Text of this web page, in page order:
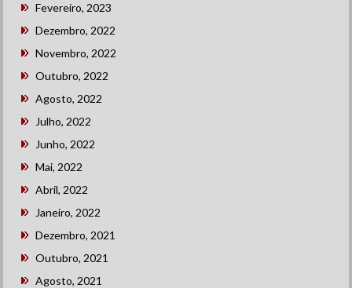
Fevereiro, 2023
Dezembro, 2022
Novembro, 2022
Outubro, 2022
Agosto, 2022
Julho, 2022
Junho, 2022
Mai, 2022
Abril, 2022
Janeiro, 2022
Dezembro, 2021
Outubro, 2021
Agosto, 2021